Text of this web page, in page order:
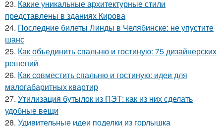
23. Какие уникальные архитектурные стили
представлены в зданиях Кирова
24. Последние билеты Линды в Челябинске: не упустите
шанс
25. Как объединить спальню и гостиную: 75 дизайнерских
решений
26. Как совместить спальню и гостиную: идеи для
малогабаритных квартир
27. Утилизация бутылок из ПЭТ: как из них сделать
удобные вещи
28. Удивительные идеи поделки из горлышка